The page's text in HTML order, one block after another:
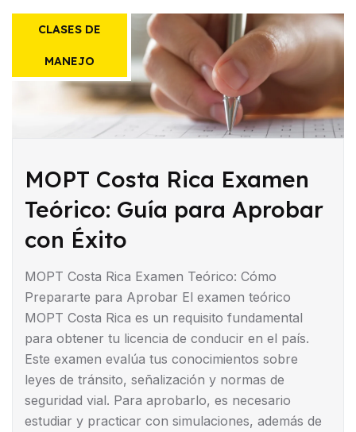
CLASES DE
MANEJO
MOPT Costa Rica Examen
Teórico: Guía para Aprobar
con Éxito
MOPT Costa Rica Examen Teórico: Cómo
Prepararte para Aprobar El examen teórico
MOPT Costa Rica es un requisito fundamental
para obtener tu licencia de conducir en el país.
Este examen evalúa tus conocimientos sobre
leyes de tránsito, señalización y normas de
seguridad vial. Para aprobarlo, es necesario
estudiar y practicar con simulaciones, además de